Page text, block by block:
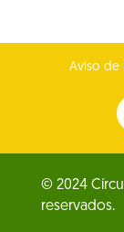
Aviso de
© 2024
reservados.